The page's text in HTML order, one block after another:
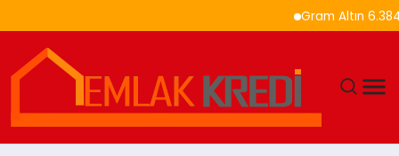
Gram Altın 6.384